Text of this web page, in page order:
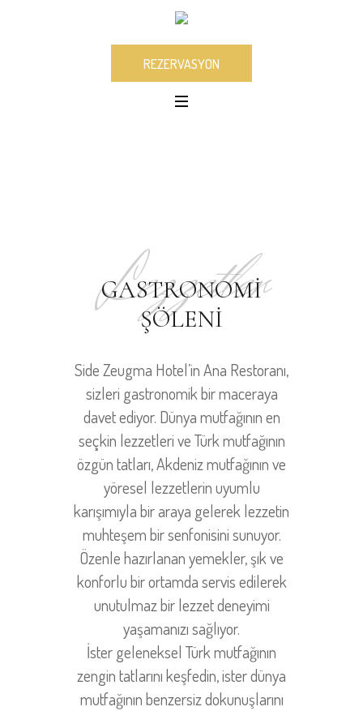
REZERVASYON
Lezzetler
GASTRONOMI
ŞÖLENI
Side Zeugma Hotel’in Ana Restoranı,
sizleri gastronomik bir maceraya
davet ediyor. Dünya mutfağının en
seçkin lezzetleri ve Türk mutfağının
özgün tatları, Akdeniz mutfağının ve
yöresel lezzetlerin uyumlu
karışımıyla bir araya gelerek lezzetin
muhteşem bir senfonisini sunuyor.
Özenle hazırlanan yemekler, şık ve
konforlu bir ortamda servis edilerek
unutulmaz bir lezzet deneyimi
yaşamanızı sağlıyor.
İster geleneksel Türk mutfağının
zengin tatlarını keşfedin, ister dünya
mutfağının benzersiz dokunuşlarını